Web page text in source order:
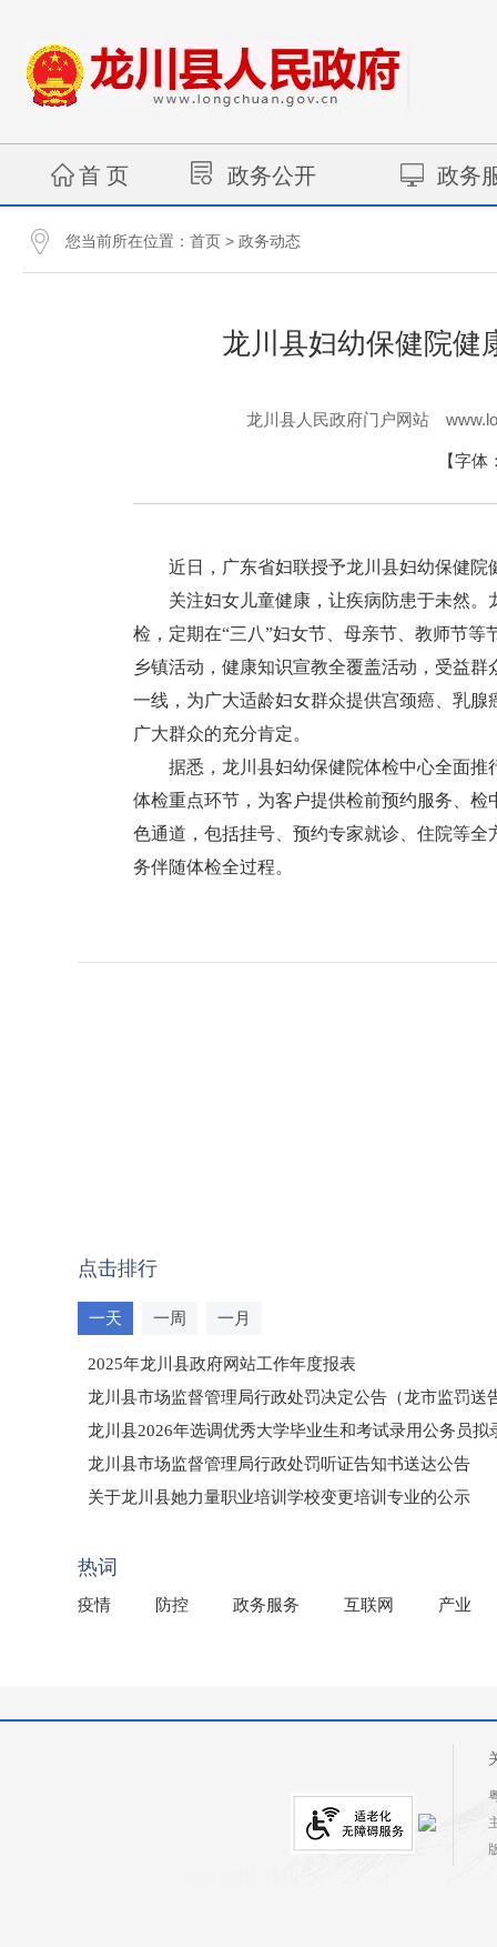
首 页 政务公开 政务
您当前所在位置： 首页 > 政务动态
龙川县妇幼保健院健
龙川县人民政府门户网站
【字体
近日，广东省妇联授予龙川县妇幼保健院
关注妇女儿童健康，让疾病防患于未然。
检，定期在“三八”妇女节、母亲节、教师节
乡镇活动，健康知识宣教全覆盖活动，受益
一线，为广大适龄妇女群众提供宫颈癌、乳
广大群众的充分肯定。
据悉，龙川县妇幼保健院体检中心全面推
体检重点环节，为客户提供检前预约服务、
色通道，包括挂号、预约专家就诊、住院等
务伴随体检全过程。
点击排行
一天 一周 一月
2025年龙川县政府网站工作年度报表
龙川县市场监督管理局行政处罚决定公告（龙市监罚送
龙川县2026年选调优秀大学毕业生和考试录用公务员拟
龙川县市场监督管理局行政处罚听证告知书送达公告
（龙市监罚送告〔2026〕71号）
关于龙川县她力量职业培训学校变更培训专业的公示
热词
疫情 防控 政务服务 互联网 产业